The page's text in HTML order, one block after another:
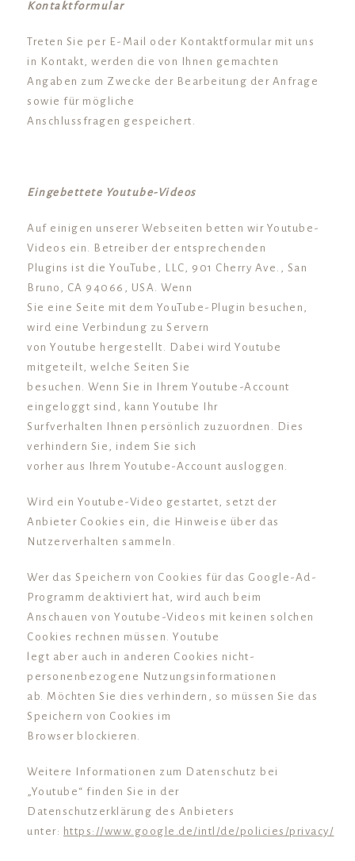
Kontaktformular
Treten Sie per E-Mail oder Kontaktformular mit uns
in Kontakt, werden die von Ihnen gemachten
Angaben zum Zwecke der Bearbeitung der Anfrage
sowie für mögliche
Anschlussfragen gespeichert.
Eingebettete Youtube-Videos
Auf einigen unserer Webseiten betten wir Youtube-
Videos ein. Betreiber der entsprechenden
Plugins ist die YouTube, LLC, 901 Cherry Ave., San
Bruno, CA 94066, USA. Wenn
Sie eine Seite mit dem YouTube-Plugin besuchen,
wird eine Verbindung zu Servern
von Youtube hergestellt. Dabei wird Youtube
mitgeteilt, welche Seiten Sie
besuchen. Wenn Sie in Ihrem Youtube-Account
eingeloggt sind, kann Youtube Ihr
Surfverhalten Ihnen persönlich zuzuordnen. Dies
verhindern Sie, indem Sie sich
vorher aus Ihrem Youtube-Account ausloggen.
Wird ein Youtube-Video gestartet, setzt der
Anbieter Cookies ein, die Hinweise über das
Nutzerverhalten sammeln.
Wer das Speichern von Cookies für das Google-Ad-
Programm deaktiviert hat, wird auch beim
Anschauen von Youtube-Videos mit keinen solchen
Cookies rechnen müssen. Youtube
legt aber auch in anderen Cookies nicht-
personenbezogene Nutzungsinformationen
ab. Möchten Sie dies verhindern, so müssen Sie das
Speichern von Cookies im
Browser blockieren.
Weitere Informationen zum Datenschutz bei
„Youtube“ finden Sie in der
Datenschutzerklärung des Anbieters
unter: https://www.google.de/intl/de/policies/privacy/